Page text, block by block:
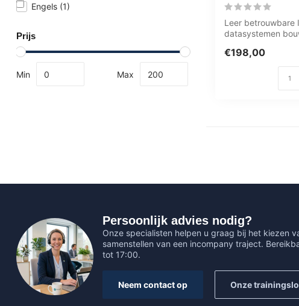
Engels (1)
Prijs
Min Max
Leer betrouwbare
datasystemen
Deze ICT ...
€198,00
Persoonlijk advies nodig?
Onze specialisten helpen u graag bij het kiezen
samenstellen van een incompany traject.
tot 17:00.
Neem contact op Onze